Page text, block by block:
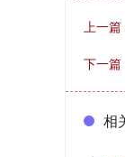
上一篇
下一篇
相